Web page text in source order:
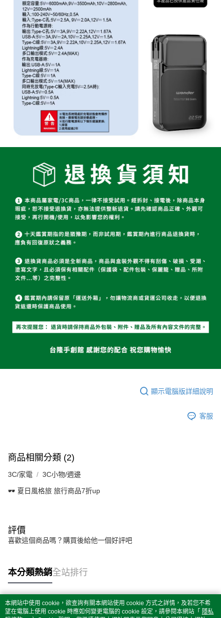
顯示電腦版詳細說明
客服
商品相關分類 (2)
3C/家電 3C小物/週邊
🕶️ 夏日風格旅 旅行商品7折up
評價
喜歡這個商品嗎？購買後給他一個好評吧
本分類熱銷全站排行
熱門標籤
本網站中使用 cookie，欲查詢有關本網站使用 cookie 方式之詳情，及若您不希
望在電腦上使用 cookie 時應如何變更電腦的 cookie 設定，請參閱本網站「 隱私